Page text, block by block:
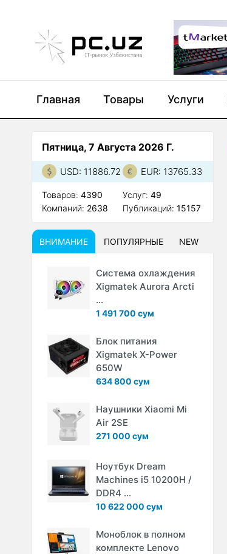
Главная Товары Услуги
Пятница, 7 Августа 2026 Г.
USD: 11886.72 EUR: 13765.33
Товаров: 4390
Компаний: 2638
Услуг:49
Публикаций:15157
ВНИМАНИЕ ПОПУЛЯРНЫЕ NEW
Система охлаждения
Xigmatek Aurora Arcti
...
1 491 700 сум
Блок питания
Xigmatek X-Power
650W
634 800 сум
Наушники Xiaomi Mi
Air 2SE
271 000 сум
Ноутбук Dream
Machines i5 10200H /
DDR4 ...
10 622 000 сум
Моноблок в полном
комплекте Lenovo